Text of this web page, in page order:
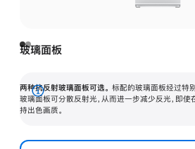
玻璃面板
两种抗反射玻璃面板可选。 标配的玻璃面板经过特
玻璃面板可分散反射光，从而进一步减少反光，即
持出色画质。
展
开